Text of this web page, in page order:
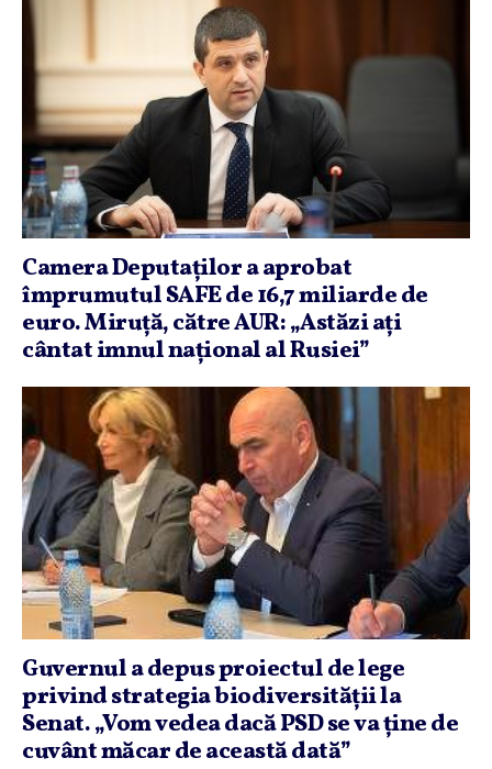
Camera Deputaţilor a aprobat
împrumutul SAFE de 16,7 miliarde de
euro. Miruţă, către AUR: „Astăzi aţi
cântat imnul naţional al Rusiei”
Guvernul a depus proiectul de lege
privind strategia biodiversităţii la
Senat. „Vom vedea dacă PSD se va ţine de
cuvânt măcar de această dată”